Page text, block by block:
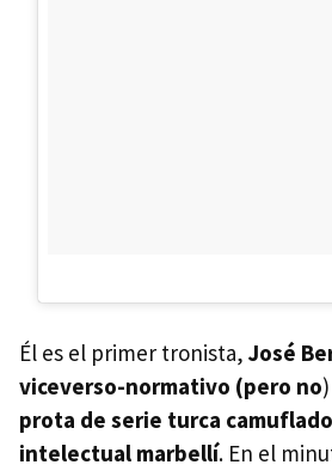
Él es el primer tronista, José
viceverso-normativo (pero no)
prota de serie turca
intelectual marbellí. En el